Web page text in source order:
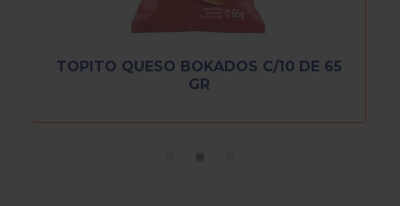
TOPITO QUESO BOKADOS C/10 DE 65
GR